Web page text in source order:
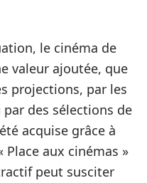
le cinéma de
valeur ajoutée, que
projections, par les
des sélections de
acquise grâce à
Place aux cinémas »
peut susciter